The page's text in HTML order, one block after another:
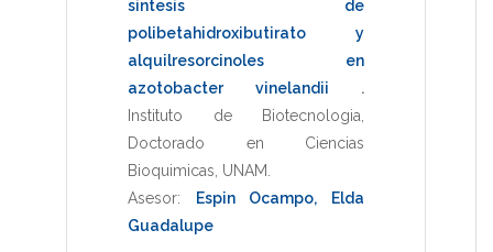
sintesis de
polibetahidroxibutirato y
alquilresorcinoles en
azotobacter vinelandii .
Instituto de Biotecnologia
Doctorado en Ciencias
Bioquimicas UNAM
Asesor: Espin Ocampo, Elda
Guadalupe